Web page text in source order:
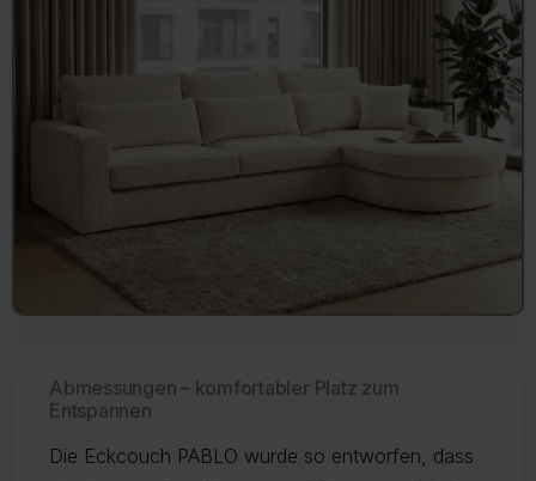
Abmessungen – komfortabler Platz zum
Entspannen
Die Eckcouch PABLO wurde so entworfen, dass